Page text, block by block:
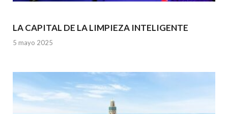
LA CAPITAL DE LA LIMPIEZA INTELIGENTE
5 mayo 2025